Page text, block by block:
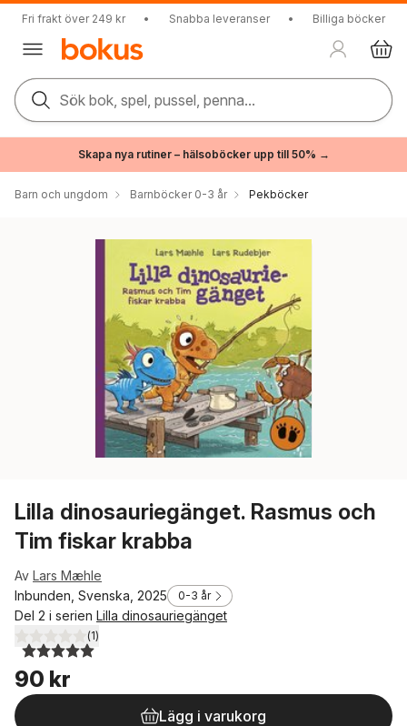
Fri frakt över 249 kr • Snabba leveranser • Billiga böcker
Sök bok, spel, pussel, penna...
Skapa nya rutiner – hälsoböcker upp till 50% →
Barn och ungdom Barnböcker 0-3 år Pekböcker
Lilla dinosauriegänget. Rasmus och
Tim fiskar krabba
Av Lars Mæhle
Inbunden, Svenska, 2025
0-3 år
Del 2 i serien Lilla dinosauriegänget
5,0utav 5 stjärnor. Totalt antal röster:
(1)
90 kr
Lägg i varukorg